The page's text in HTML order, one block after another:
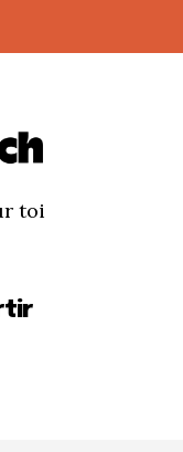
toi